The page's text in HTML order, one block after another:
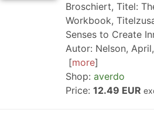
Broschiert, Titel:
Workbook,
Senses to Create
Autor: Nelson,
more
Shop: averdo
Price: 12.49 EUR